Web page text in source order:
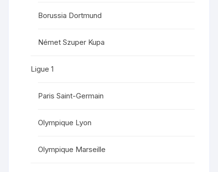
Borussia Dortmund
Német Szuper Kupa
Ligue 1
Paris Saint-Germain
Olympique Lyon
Olympique Marseille